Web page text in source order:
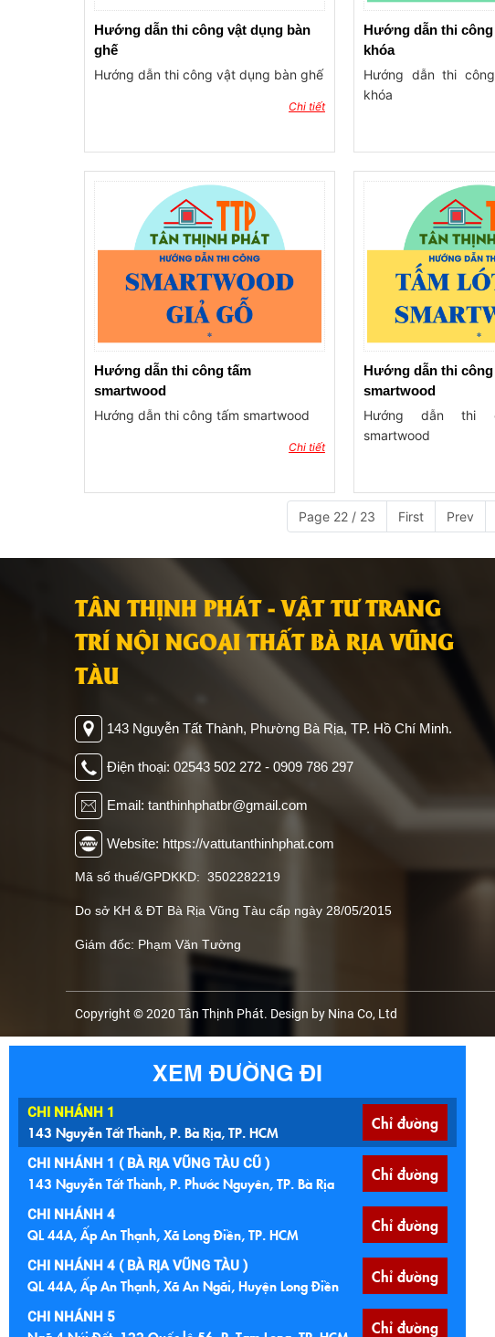
Hướng dẫn thi công vật dụng bàn
ghế
Hướng dẫn thi công vật dụng bàn ghế
Chi tiết
Hướng dẫn thi
khóa
Hướng dẫn thi
khóa
Hướng dẫn thi công tấm
smartwood
Hướng dẫn thi công tấm smartwood
Chi tiết
Hướng dẫn thi
smartwood
Hướng dẫn thi
smartwood
Page 22 / 23 First Prev
TÂN THỊNH PHÁT - VẬT TƯ TRANG
TRÍ NỘI NGOẠI THẤT BÀ RỊA VŨNG
TÀU
143 Nguyễn Tất Thành, Phường Bà Rịa, TP. Hồ Chí Minh.
Điện thoại: 02543 502 272 - 0909 786 297
Email: tanthinhphatbr@gmail.com
Website: https://vattutanthinhphat.com
Mã số thuế/GPDKKD: 3502282219
Do sở KH & ĐT Bà Rịa Vũng Tàu cấp ngày 28/05/2015
Giám đốc: Phạm Văn Tường
Copyright © 2020 Tân Thịnh Phát. Design by Nina Co, Ltd
XEM ĐƯỜNG ĐI
CHI NHÁNH 1
143 Nguyễn Tất Thành, P. Bà Rịa, TP. HCM Chỉ đường
CHI NHÁNH 1 ( BÀ RỊA VŨNG TÀU CŨ )
143 Nguyễn Tất Thành, P. Phước Nguyên, TP. Bà Rịa Chỉ đường
CHI NHÁNH 4
QL 44A, Ấp An Thạnh, Xã Long Điền, TP. HCM Chỉ đường
CHI NHÁNH 4 ( BÀ RỊA VŨNG TÀU )
QL 44A, Ấp An Thạnh, Xã An Ngãi, Huyện Long Điền Chỉ đường
CHI NHÁNH 5 Chỉ đường